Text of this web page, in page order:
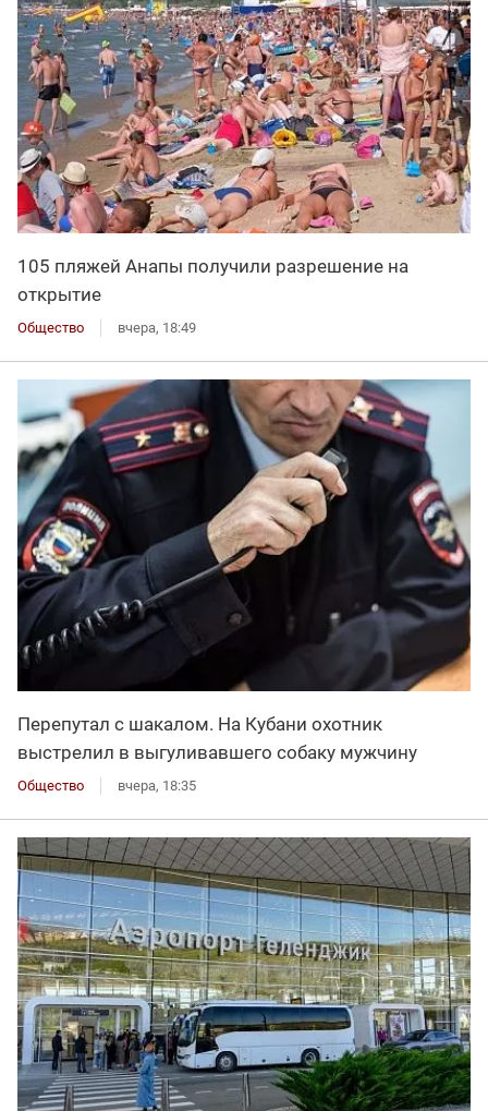
105 пляжей Анапы получили разрешение на
открытие
Общество вчера, 18:49
Перепутал с шакалом. На Кубани охотник
выстрелил в выгуливавшего собаку мужчину
Общество вчера, 18:35